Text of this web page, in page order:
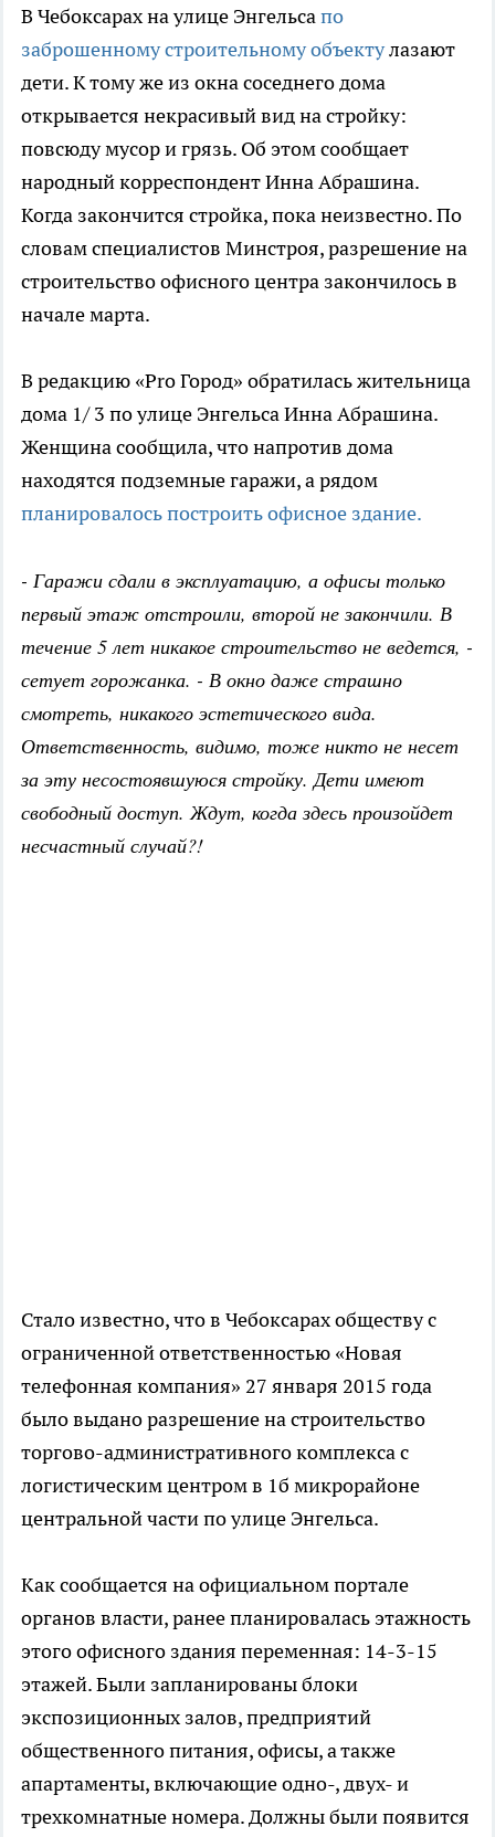
В Чебоксарах на улице Энгельсапо
заброшенному строительному объектулазают
дети. К тому же из окна соседнего дома
открывается некрасивый вид на стройку:
повсюду мусор и грязь. Об этом сообщает
народный корреспондент Инна Абрашина.
Когда закончится стройка, пока неизвестно. По
словам специалистов Минстроя, разрешение на
строительство офисного центра закончилось в
начале марта.
В редакцию «Pro Город» обратилась жительница
дома 1/ 3 по улице Энгельса Инна Абрашина.
Женщина сообщила, что напротив дома
находятся подземные гаражи, а рядом
планировалось построить офисное здание.
- Гаражи сдали в эксплуатацию, а офисы только
первый этаж отстроили, второй не закончили. В
течение 5 лет никакое строительство не ведется, -
сетует горожанка. - В окно даже страшно
смотреть, никакого эстетического вида.
Ответственность, видимо, тоже никто не несет
за эту несостоявшуюся стройку. Дети имеют
свободный доступ. Ждут, когда здесь произойдет
несчастный случай?!
Стало известно, что в Чебоксарах обществу с
ограниченной ответственностью «Новая
телефонная компания» 27 января 2015 года
было выдано разрешение на строительство
торгово-административного комплекса с
логистическим центром в 1б микрорайоне
центральной части по улице Энгельса.
Как сообщается на официальном портале
органов власти, ранее планировалась этажность
этого офисного здания переменная: 14-3-15
этажей. Были запланированы блоки
экспозиционных залов, предприятий
общественного питания, офисы, а также
апартаменты, включающие одно-, двух- и
трехкомнатные номера. Должны были появится